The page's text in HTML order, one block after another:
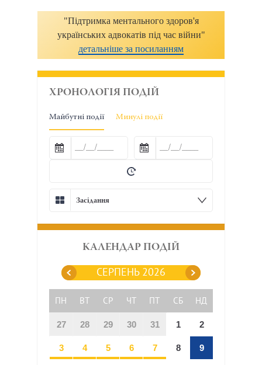
"Підтримка ментального здоров'я
українських адвокатів під час війни"
детальніше за посиланням
ХРОНОЛОГІЯ ПОДІЙ
Майбутні події Минулі події
Засідання
КАЛЕНДАР ПОДІЙ
СЕРПЕНЬ 2026
ПН ВТ СР ЧТ ПТ СБ НД
27 28 29 30 31 1 2
3 4 5 6 7 8 9